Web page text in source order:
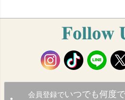
会員登録でいつでも何度